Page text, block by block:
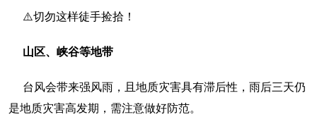
⚠️切勿这样徒手捡拾！
山区、峡谷等地带
台风会带来强风雨，且地质灾害具有滞后性，雨后三天仍
是地质灾害高发期，需注意做好防范。